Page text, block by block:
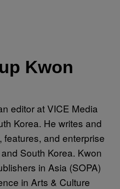
Kwon
editor at VICE Media
Korea. He writes and
and enterprise
South Korea. Kwon
in Asia (SOPA)
in Arts & Culture